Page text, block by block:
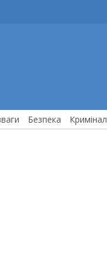
Безпека Кримінал